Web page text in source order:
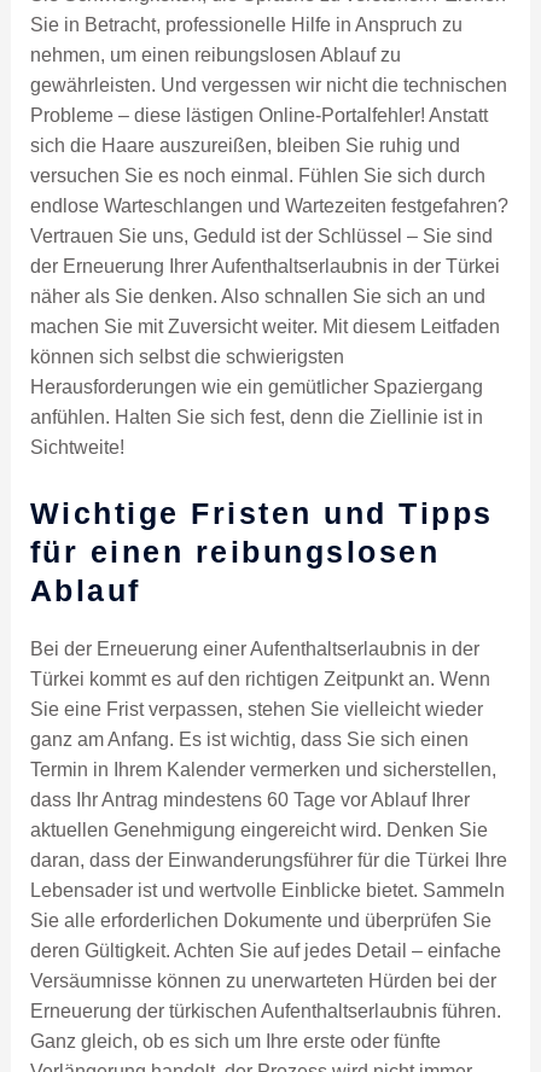
Sie in Betracht, professionelle Hilfe in Anspruch zu
nehmen, um einen reibungslosen Ablauf zu
gewährleisten. Und vergessen wir nicht die technischen
Probleme – diese lästigen Online-Portalfehler! Anstatt
sich die Haare auszureißen, bleiben Sie ruhig und
versuchen Sie es noch einmal. Fühlen Sie sich durch
endlose Warteschlangen und Wartezeiten festgefahren?
Vertrauen Sie uns, Geduld ist der Schlüssel – Sie sind
der Erneuerung Ihrer Aufenthaltserlaubnis in der Türkei
näher als Sie denken. Also schnallen Sie sich an und
machen Sie mit Zuversicht weiter. Mit diesem Leitfaden
können sich selbst die schwierigsten
Herausforderungen wie ein gemütlicher Spaziergang
anfühlen. Halten Sie sich fest, denn die Ziellinie ist in
Sichtweite!
Wichtige Fristen und Tipps
für einen reibungslosen
Ablauf
Bei der Erneuerung einer Aufenthaltserlaubnis in der
Türkei kommt es auf den richtigen Zeitpunkt an. Wenn
Sie eine Frist verpassen, stehen Sie vielleicht wieder
ganz am Anfang. Es ist wichtig, dass Sie sich einen
Termin in Ihrem Kalender vermerken und sicherstellen,
dass Ihr Antrag mindestens 60 Tage vor Ablauf Ihrer
aktuellen Genehmigung eingereicht wird. Denken Sie
daran, dass der Einwanderungsführer für die Türkei Ihre
Lebensader ist und wertvolle Einblicke bietet. Sammeln
Sie alle erforderlichen Dokumente und überprüfen Sie
deren Gültigkeit. Achten Sie auf jedes Detail – einfache
Versäumnisse können zu unerwarteten Hürden bei der
Erneuerung der türkischen Aufenthaltserlaubnis führen.
Ganz gleich, ob es sich um Ihre erste oder fünfte